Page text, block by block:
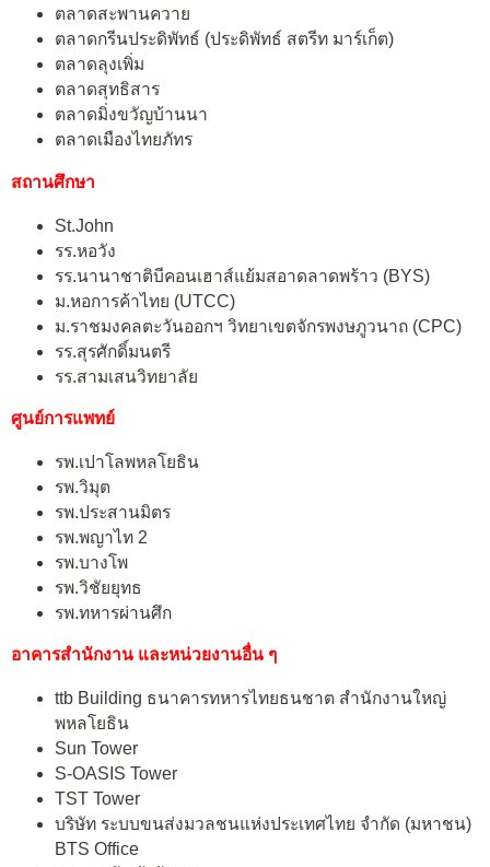
ตลาดสะพานควาย
ตลาดกรีนประดิพัทธ์ (ประดิพัทธ์ สตรีท มาร์เก็ต)
ตลาดลุงเพิ่ม
ตลาดสุทธิสาร
ตลาดมิ่งขวัญบ้านนา
ตลาดเมืองไทยภัทร
สถานศึกษา
St.John
รร.หอวัง
รร.นานาชาติบีคอนเฮาส์แย้มสอาดลาดพร้าว (BYS)
ม.หอการค้าไทย (UTCC)
ม.ราชมงคลตะวันออกฯ วิทยาเขตจักรพงษภูวนาถ (CPC)
รร.สุรศักดิ์มนตรี
รร.สามเสนวิทยาลัย
ศูนย์การแพทย์
รพ.เปาโลพหลโยธิน
รพ.วิมุต
รพ.ประสานมิตร
รพ.พญาไท 2
รพ.บางโพ
รพ.วิชัยยุทธ
รพ.ทหารผ่านศึก
อาคารสำนักงาน และหน่วยงานอื่น ๆ
ttb Building ธนาคารทหารไทยธนชาต สำนักงานใหญ่
พหลโยธิน
Sun Tower
S-OASIS Tower
TST Tower
บริษัท ระบบขนส่งมวลชนแห่งประเทศไทย จำกัด (มหาชน)
BTS Office